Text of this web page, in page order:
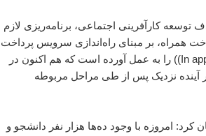
توسعه کارآفرینی اجتماعی، برنامه‌ریزی لازم
همراه، بر مبنای راه‌اندازی سرویس پرداخت
درون برنامه‌ای‌In app payment)) را به عمل آورده است که هم اکنون در
نزدیک پس از طی مراحل مربوطه
کرد: امروزه با وجود ده‌ها هزار نفر دانشجو و